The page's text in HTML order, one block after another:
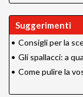
Suggerimenti
• Consigli per la
• Gli spallacci: a
• Come pulire la